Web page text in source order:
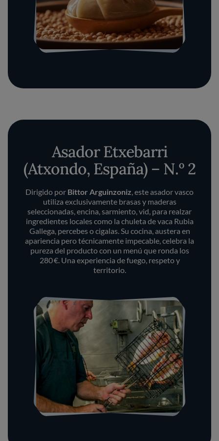
Asador Etxebarri
(Atxondo, España) – N.º 2
Dirigido por Bittor Arguinzoniz , este asador vasco
utiliza exclusivamente brasas y maderas
seleccionadas, encina, sarmiento, vid, para realzar
ingredientes locales como la chuleta de vaca Rubia
Gallega, percebes o cigalas. Su cocina, austera en
apariencia pero técnicamente impecable, celebra la
pureza del producto con un menú que ronda los
280 €. Una experiencia de fuego, respeto y
territorio.